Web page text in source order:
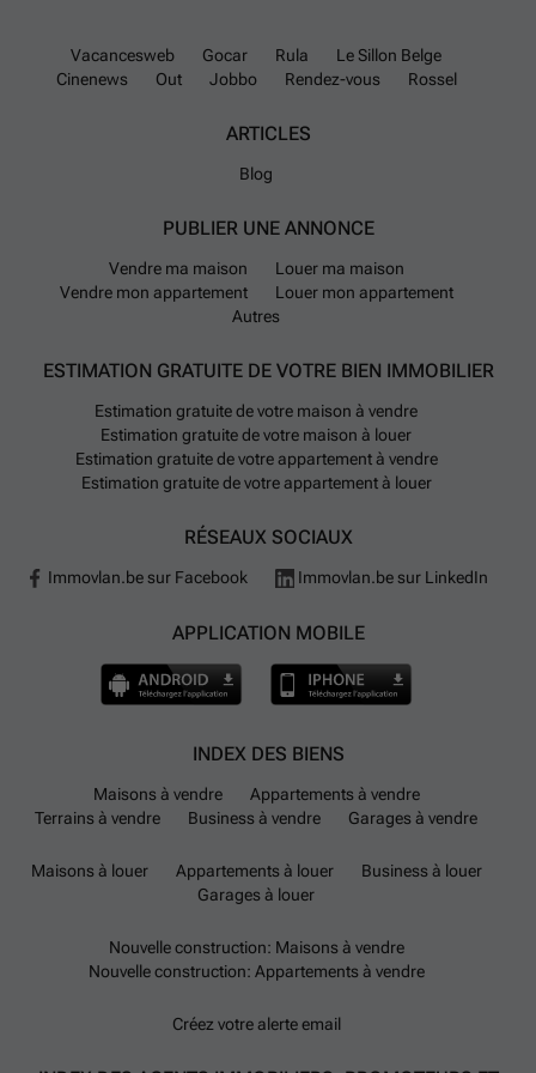
bâtiment principal, la chaufferie, les ateliers, les entrepôts et un
auvent. - EPC de l'appartement : 363 kWh/(m²an) - EPC du bâtiment
d'eau (2) individuels - Chauffage central au granulé de bois et au fioul
Vacancesweb Gocar Rula
Le Sillon Belge
Cinenews
Out Jobbo Rendez-vous Rossel
ARTICLES
Blog
PUBLIER UNE ANNONCE
Vendre ma maison
Louer ma maison
Vendre mon appartement
Louer mon appartement
Autres
ESTIMATION GRATUITE DE VOTRE BIEN IMMOBILIER
Estimation gratuite de votre maison à vendre
Estimation gratuite de votre maison à louer
Estimation gratuite de votre appartement à vendre
Estimation gratuite de votre appartement à louer
RÉSEAUX SOCIAUX
Immovlan.be sur Facebook Immovlan.be sur LinkedIn
APPLICATION MOBILE
INDEX DES BIENS
Maisons à vendre
Appartements à vendre
Terrains à vendre
Business à vendre Garages à vendre
Maisons à louer Appartements à louer
Business à louer
Garages à louer
Nouvelle construction: Maisons à vendre
Nouvelle construction: Appartements à vendre
Créez votre alerte email